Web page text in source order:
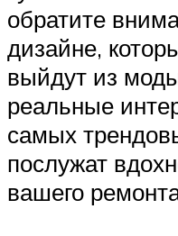
обратите
дизайне,
выйдут из
реальные
самых
послужат
вашего